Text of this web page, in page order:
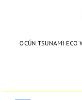
OCÚN TSUNAMI ECO